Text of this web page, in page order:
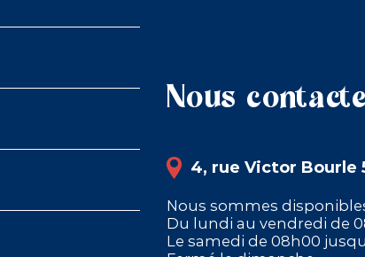
Nous
4, rue Victor Bourle
Nous sommes
Du lundi au vendredi de
Le samedi de 08h00